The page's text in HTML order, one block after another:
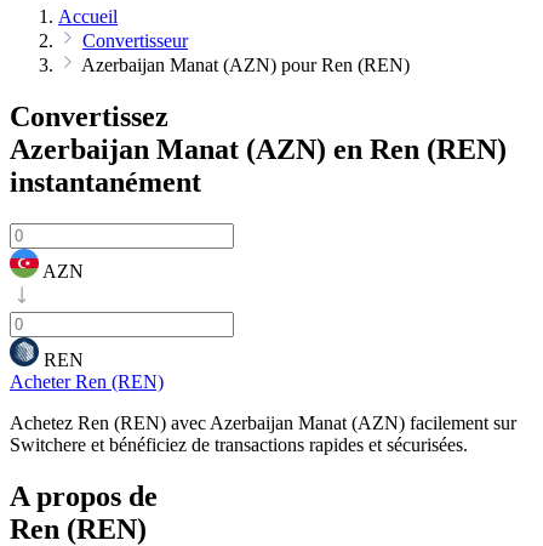
Accueil
Convertisseur
Azerbaijan Manat (AZN) pour Ren (REN)
Convertissez
Azerbaijan Manat (AZN) en Ren (REN)
instantanément
AZN
REN
Acheter Ren (REN)
Achetez Ren (REN) avec Azerbaijan Manat (AZN) facilement sur
Switchere et bénéficiez de transactions rapides et sécurisées.
A propos de
Ren (REN)